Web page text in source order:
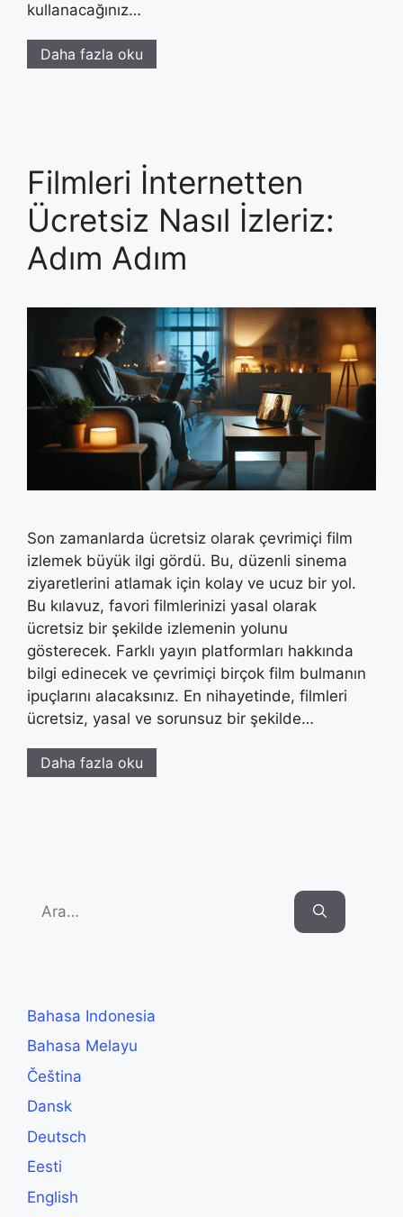
kullanacağınız…
Daha fazla oku
Filmleri İnternetten
Ücretsiz Nasıl İzleriz:
Adım Adım
Son zamanlarda ücretsiz olarak çevrimiçi film
izlemek büyük ilgi gördü. Bu, düzenli sinema
ziyaretlerini atlamak için kolay ve ucuz bir yol.
Bu kılavuz, favori filmlerinizi yasal olarak
ücretsiz bir şekilde izlemenin yolunu
gösterecek. Farklı yayın platformları hakkında
bilgi edinecek ve çevrimiçi birçok film bulmanın
ipuçlarını alacaksınız. En nihayetinde, filmleri
ücretsiz, yasal ve sorunsuz bir şekilde…
Daha fazla oku
for:
Bahasa Indonesia
Bahasa Melayu
Čeština
Dansk
Deutsch
Eesti
English